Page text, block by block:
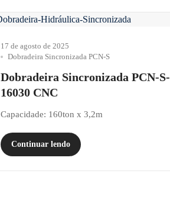
17 de agosto de 2025
Dobradeira Sincronizada PCN-S
Dobradeira Sincronizada PCN-S-
16030 CNC
Capacidade: 160ton x 3,2m
Continuar lendo